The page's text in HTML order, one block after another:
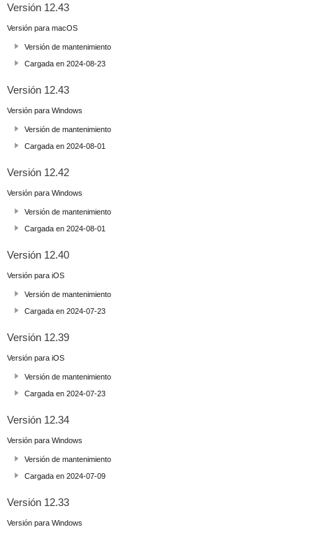
Versión 12.43
Versión para macOS
Versión de mantenimiento
Cargada en 2024-08-23
Versión 12.43
Versión para Windows
Versión de mantenimiento
Cargada en 2024-08-01
Versión 12.42
Versión para Windows
Versión de mantenimiento
Cargada en 2024-08-01
Versión 12.40
Versión para iOS
Versión de mantenimiento
Cargada en 2024-07-23
Versión 12.39
Versión para iOS
Versión de mantenimiento
Cargada en 2024-07-23
Versión 12.34
Versión para Windows
Versión de mantenimiento
Cargada en 2024-07-09
Versión 12.33
Versión para Windows